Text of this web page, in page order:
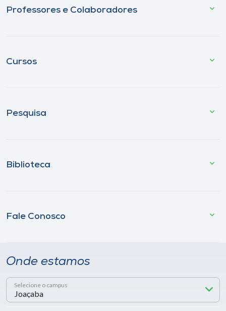
Professores e Colaboradores
Cursos
Pesquisa
Biblioteca
Fale Conosco
Onde estamos
Selecione o campus